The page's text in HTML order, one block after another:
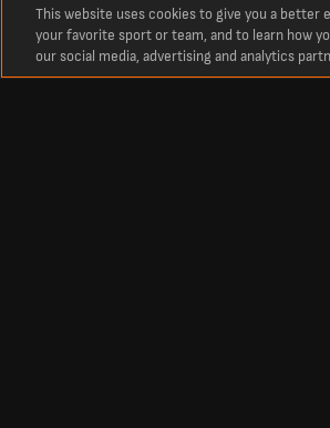
This website uses cookies to give you a
your favorite sport or team, and to learn how
our social media, advertising and analytics